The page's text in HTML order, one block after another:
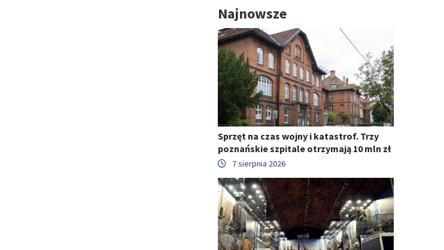
Najnowsze
Sprzęt na czas wojny i katastrof. Trzy
poznańskie szpitale otrzymają 10 mln zł
7 sierpnia 2026